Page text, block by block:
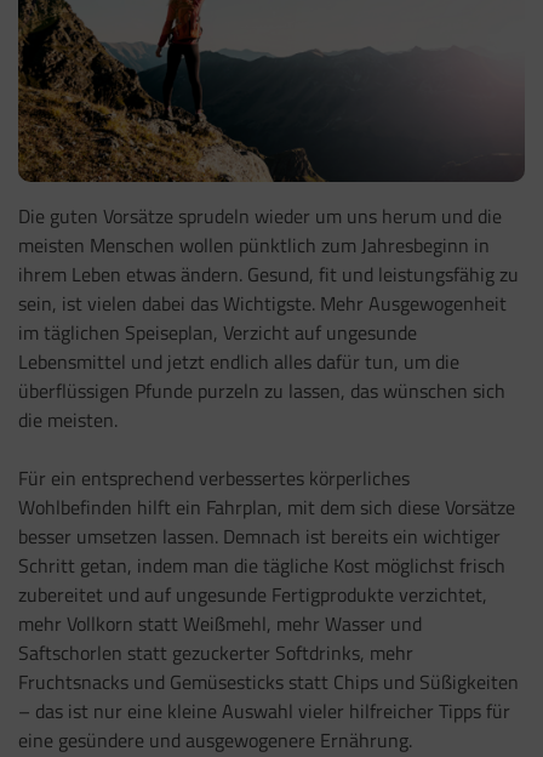
Die guten Vorsätze sprudeln wieder um uns herum und die
meisten Menschen wollen pünktlich zum Jahresbeginn in
ihrem Leben etwas ändern. Gesund, fit und leistungsfähig zu
sein, ist vielen dabei das Wichtigste. Mehr Ausgewogenheit
im täglichen Speiseplan, Verzicht auf ungesunde
Lebensmittel und jetzt endlich alles dafür tun, um die
überflüssigen Pfunde purzeln zu lassen, das wünschen sich
die meisten.
Für ein entsprechend verbessertes körperliches
Wohlbefinden hilft ein Fahrplan, mit dem sich diese Vorsätze
besser umsetzen lassen. Demnach ist bereits ein wichtiger
Schritt getan, indem man die tägliche Kost möglichst frisch
zubereitet und auf ungesunde Fertigprodukte verzichtet,
mehr Vollkorn statt Weißmehl, mehr Wasser und
Saftschorlen statt gezuckerter Softdrinks, mehr
Fruchtsnacks und Gemüsesticks statt Chips und Süßigkeiten
– das ist nur eine kleine Auswahl vieler hilfreicher Tipps für
eine gesündere und ausgewogenere Ernährung.